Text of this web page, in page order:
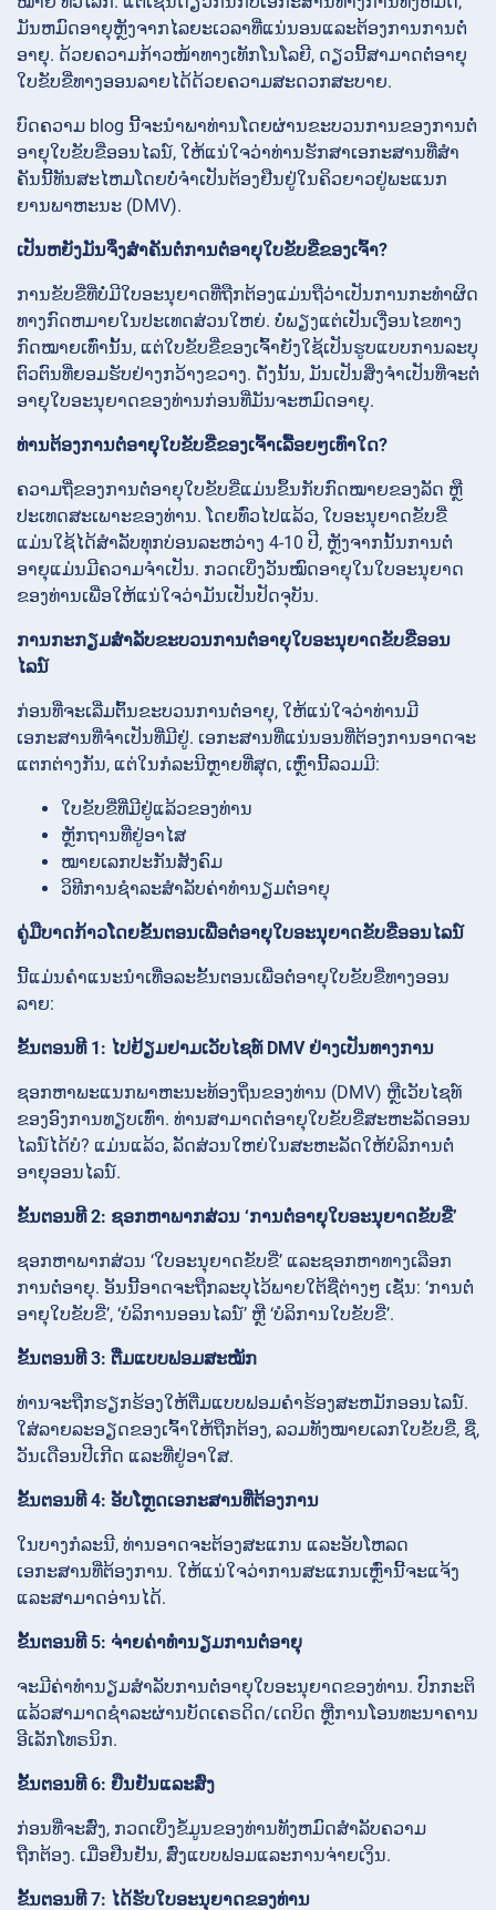
ມັນຫມົດອາຍຸຫຼັງຈາກໄລຍະເວລາທີ່ແນ່ນອນແລະຕ້ອງການການຕໍ່
ອາຍຸ. ດ້ວຍຄວາມກ້າວໜ້າທາງເທັກໂນໂລຍີ, ດຽວນີ້ສາມາດຕໍ່ອາຍຸ
ໃບຂັບຂີ່ທາງອອນລາຍໄດ້ດ້ວຍຄວາມສະດວກສະບາຍ.
ບົດຄວາມ blog ນີ້ຈະນໍາພາທ່ານໂດຍຜ່ານຂະບວນການຂອງການຕໍ່
ອາຍຸໃບຂັບຂີ່ອອນໄລນ໌, ໃຫ້ແນ່ໃຈວ່າທ່ານຮັກສາເອກະສານທີ່ສໍາ
ຄັນນີ້ທັນສະໄຫມໂດຍບໍ່ຈໍາເປັນຕ້ອງຢືນຢູ່ໃນຄິວຍາວຢູ່ພະແນກ
ຍານພາຫະນະ (DMV).
ເປັນຫຍັງມັນຈຶ່ງສຳຄັນຕໍ່ການຕໍ່ອາຍຸໃບຂັບຂີ່ຂອງເຈົ້າ?
ການຂັບຂີ່ທີ່ບໍ່ມີໃບອະນຸຍາດທີ່ຖືກຕ້ອງແມ່ນຖືວ່າເປັນການກະທໍາຜິດ
ທາງກົດຫມາຍໃນປະເທດສ່ວນໃຫຍ່. ບໍ່ພຽງແຕ່ເປັນເງື່ອນໄຂທາງ
ກົດໝາຍເທົ່ານັ້ນ, ແຕ່ໃບຂັບຂີ່ຂອງເຈົ້າຍັງໃຊ້ເປັນຮູບແບບການລະບຸ
ຕົວຕົນທີ່ຍອມຮັບຢ່າງກວ້າງຂວາງ. ດັ່ງນັ້ນ, ມັນເປັນສິ່ງຈໍາເປັນທີ່ຈະຕໍ່
ອາຍຸໃບອະນຸຍາດຂອງທ່ານກ່ອນທີ່ມັນຈະຫມົດອາຍຸ.
ທ່ານຕ້ອງການຕໍ່ອາຍຸໃບຂັບຂີ່ຂອງເຈົ້າເລື້ອຍໆເທົ່າໃດ?
ຄວາມຖີ່ຂອງການຕໍ່ອາຍຸໃບຂັບຂີ່ແມ່ນຂຶ້ນກັບກົດໝາຍຂອງລັດ ຫຼື
ປະເທດສະເພາະຂອງທ່ານ. ໂດຍທົ່ວໄປແລ້ວ, ໃບອະນຸຍາດຂັບຂີ່
ແມ່ນໃຊ້ໄດ້ສໍາລັບທຸກບ່ອນລະຫວ່າງ 4-10 ປີ, ຫຼັງຈາກນັ້ນການຕໍ່
ອາຍຸແມ່ນມີຄວາມຈໍາເປັນ. ກວດເບິ່ງວັນໝົດອາຍຸໃນໃບອະນຸຍາດ
ຂອງທ່ານເພື່ອໃຫ້ແນ່ໃຈວ່າມັນເປັນປັດຈຸບັນ.
ການກະກຽມສໍາລັບຂະບວນການຕໍ່ອາຍຸໃບອະນຸຍາດຂັບຂີ່ອອນ
ໄລນ໌
ກ່ອນທີ່ຈະເລີ່ມຕົ້ນຂະບວນການຕໍ່ອາຍຸ, ໃຫ້ແນ່ໃຈວ່າທ່ານມີ
ເອກະສານທີ່ຈໍາເປັນທີ່ມີຢູ່. ເອກະສານທີ່ແນ່ນອນທີ່ຕ້ອງການອາດຈະ
ແຕກຕ່າງກັນ, ແຕ່ໃນກໍລະນີຫຼາຍທີ່ສຸດ, ເຫຼົ່ານີ້ລວມມີ:
ໃບຂັບຂີ່ທີ່ມີຢູ່ແລ້ວຂອງທ່ານ
ຫຼັກຖານທີ່ຢູ່ອາໄສ
ໝາຍເລກປະກັນສັງຄົມ
ວິທີການຊໍາລະສໍາລັບຄ່າທໍານຽມຕໍ່ອາຍຸ
ຄູ່ມືບາດກ້າວໂດຍຂັ້ນຕອນເພື່ອຕໍ່ອາຍຸໃບອະນຸຍາດຂັບຂີ່ອອນໄລນ໌
ນີ້ແມ່ນຄຳແນະນຳເທື່ອລະຂັ້ນຕອນເພື່ອຕໍ່ອາຍຸໃບຂັບຂີ່ທາງອອນ
ລາຍ:
ຂັ້ນຕອນທີ 1: ໄປຢ້ຽມຢາມເວັບໄຊທ໌ DMV ຢ່າງເປັນທາງການ
ຊອກຫາພະແນກພາຫະນະທ້ອງຖິ່ນຂອງທ່ານ (DMV) ຫຼືເວັບໄຊທ໌
ຂອງອົງການທຽບເທົ່າ. ທ່ານສາມາດຕໍ່ອາຍຸໃບຂັບຂີ່ສະຫະລັດອອນ
ໄລນ໌ໄດ້ບໍ? ແມ່ນແລ້ວ, ລັດສ່ວນໃຫຍ່ໃນສະຫະລັດໃຫ້ບໍລິການຕໍ່
ອາຍຸອອນໄລນ໌.
ຂັ້ນຕອນທີ 2: ຊອກຫາພາກສ່ວນ ‘ການຕໍ່ອາຍຸໃບອະນຸຍາດຂັບຂີ່’
ຊອກຫາພາກສ່ວນ ‘ໃບອະນຸຍາດຂັບຂີ່’ ແລະຊອກຫາທາງເລືອກ
ການຕໍ່ອາຍຸ. ອັນນີ້ອາດຈະຖືກລະບຸໄວ້ພາຍໃຕ້ຊື່ຕ່າງໆ ເຊັ່ນ: ‘ການຕໍ່
ອາຍຸໃບຂັບຂີ່’, ‘ບໍລິການອອນໄລນ໌’ ຫຼື ‘ບໍລິການໃບຂັບຂີ່’.
ຂັ້ນຕອນທີ 3: ຕື່ມແບບຟອມສະໝັກ
ທ່ານຈະຖືກຮຽກຮ້ອງໃຫ້ຕື່ມແບບຟອມຄໍາຮ້ອງສະຫມັກອອນໄລນ໌.
ໃສ່ລາຍລະອຽດຂອງເຈົ້າໃຫ້ຖືກຕ້ອງ, ລວມທັງໝາຍເລກໃບຂັບຂີ່, ຊື່,
ວັນເດືອນປີເກີດ ແລະທີ່ຢູ່ອາໃສ.
ຂັ້ນຕອນທີ 4: ອັບໂຫຼດເອກະສານທີ່ຕ້ອງການ
ໃນບາງກໍລະນີ, ທ່ານອາດຈະຕ້ອງສະແກນ ແລະອັບໂຫລດ
ເອກະສານທີ່ຕ້ອງການ. ໃຫ້ແນ່ໃຈວ່າການສະແກນເຫຼົ່ານີ້ຈະແຈ້ງ
ແລະສາມາດອ່ານໄດ້.
ຂັ້ນຕອນທີ 5: ຈ່າຍຄ່າທໍານຽມການຕໍ່ອາຍຸ
ຈະມີຄ່າທໍານຽມສໍາລັບການຕໍ່ອາຍຸໃບອະນຸຍາດຂອງທ່ານ. ປົກກະຕິ
ແລ້ວສາມາດຊໍາລະຜ່ານບັດເຄຣດິດ/ເດບິດ ຫຼືການໂອນທະນາຄານ
ອີເລັກໂທຣນິກ.
ຂັ້ນຕອນທີ 6: ຢືນຢັນແລະສົ່ງ
ກ່ອນທີ່ຈະສົ່ງ, ກວດເບິ່ງຂໍ້ມູນຂອງທ່ານທັງຫມົດສໍາລັບຄວາມ
ຖືກຕ້ອງ. ເມື່ອຢືນຢັນ, ສົ່ງແບບຟອມແລະການຈ່າຍເງິນ.
ຂັ້ນຕອນທີ 7: ໄດ້ຮັບໃບອະນຸຍາດຂອງທ່ານ